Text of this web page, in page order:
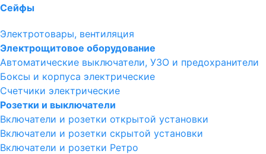
Сейфы
Электротовары, вентиляция
Электрощитовое оборудование
Автоматические выключатели, УЗО и предохранители
Боксы и корпуса электрические
Счетчики электрические
Розетки и выключатели
Включатели и розетки открытой установки
Включатели и розетки скрытой установки
Включатели и розетки Ретро